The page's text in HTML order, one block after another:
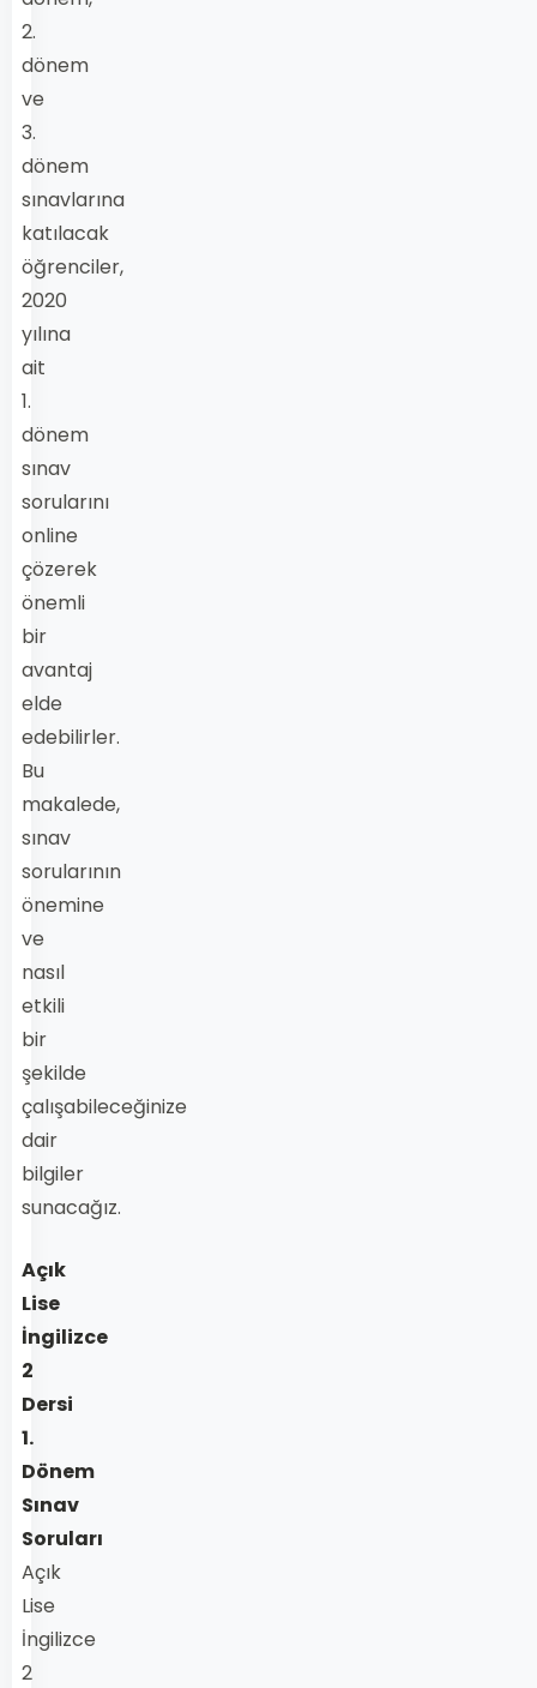
2.
dönem
ve
3.
dönem
sınavlarına
katılacak
öğrenciler,
2020
yılına
ait
1.
dönem
sınav
sorularını
online
çözerek
önemli
bir
avantaj
elde
edebilirler.
Bu
makalede,
sınav
sorularının
önemine
ve
nasıl
etkili
bir
şekilde
çalışabileceğinize
dair
bilgiler
sunacağız.
Açık
Lise
İngilizce
2
Dersi
1.
Dönem
Sınav
Soruları
Açık
Lise
İngilizce
2